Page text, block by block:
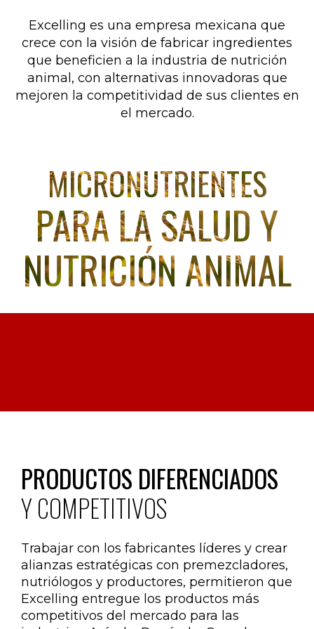
Excelling es una empresa mexicana que
crece con la visión de fabricar ingredientes
que beneficien a la industria de nutrición
animal, con alternativas innovadoras que
mejoren la competitividad de sus clientes en
el mercado.
MICRONUTRIENTES
PARA LA SALUD Y
NUTRICIÓN ANIMAL
PRODUCTOS DIFERENCIADOS
Y COMPETITIVOS
Trabajar con los fabricantes líderes y crear
alianzas estratégicas con premezcladores,
nutriólogos y productores, permitieron que
Excelling entregue los productos más
competitivos del mercado para las